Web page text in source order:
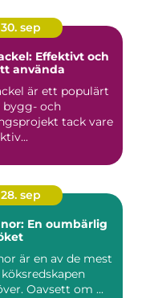
30. sep
Effektivt och
använda
är ett populärt
bygg- och
tack vare
28. sep
En oumbärlig
är en av de mest
Oavsett om ...